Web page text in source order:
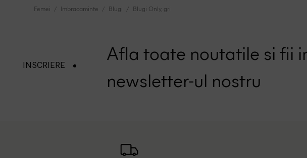
Femei Imbracaminte Blugi Blugi Only, gri
INSCRIERE
Afla toate noutatile si fii
newsletter-ul nostru